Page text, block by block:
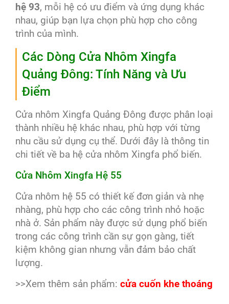
hệ 93, mỗi hệ có ưu điểm và ứng dụng khác
nhau, giúp bạn lựa chọn phù hợp cho công
trình của mình.
Các Dòng Cửa Nhôm Xingfa
Quảng Đông: Tính Năng và Ưu
Điểm
Cửa nhôm Xingfa Quảng Đông được phân loại
thành nhiều hệ khác nhau, phù hợp với từng
nhu cầu sử dụng cụ thể. Dưới đây là thông tin
chi tiết về ba hệ cửa nhôm Xingfa phổ biến.
Cửa Nhôm Xingfa Hệ 55
Cửa nhôm hệ 55 có thiết kế đơn giản và nhẹ
nhàng, phù hợp cho các công trình nhỏ hoặc
nhà ở. Sản phẩm này được sử dụng phổ biến
trong các công trình cần sự gọn gàng, tiết
kiệm không gian nhưng vẫn đảm bảo chất
lượng.
>>Xem thêm sản phẩm: cửa cuốn khe thoáng